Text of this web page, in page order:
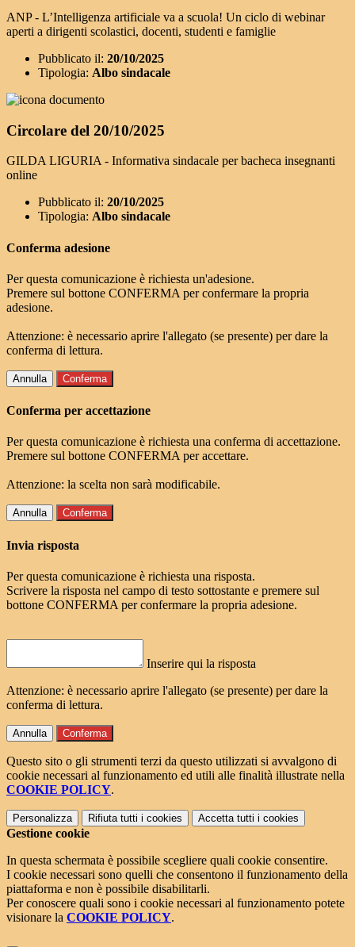
ANP - L’Intelligenza artificiale va a scuola! Un ciclo di webinar
aperti a dirigenti scolastici, docenti, studenti e famiglie
Pubblicato il: 20/10/2025
Tipologia: Albo sindacale
Circolare del 20/10/2025
GILDA LIGURIA - Informativa sindacale per bacheca insegnanti
online
Pubblicato il: 20/10/2025
Tipologia: Albo sindacale
Conferma adesione
Per questa comunicazione è richiesta un'adesione.
Premere sul bottone CONFERMA per confermare la propria
adesione.
Attenzione: è necessario aprire l'allegato (se presente) per dare la
conferma di lettura.
Annulla Conferma
Conferma per accettazione
Per questa comunicazione è richiesta una conferma di accettazione.
Premere sul bottone CONFERMA per accettare.
Attenzione: la scelta non sarà modificabile.
Annulla Conferma
Invia risposta
Per questa comunicazione è richiesta una risposta.
Scrivere la risposta nel campo di testo sottostante e premere sul
bottone CONFERMA per confermare la propria adesione.
Inserire qui la risposta
Attenzione: è necessario aprire l'allegato (se presente) per dare la
conferma di lettura.
Annulla Conferma
Questo sito o gli strumenti terzi da questo utilizzati si avvalgono di
cookie necessari al funzionamento ed utili alle finalità illustrate nella
COOKIE POLICY.
Personalizza Rifiuta tutti i cookies Accetta tutti i cookies
Gestione cookie
In questa schermata è possibile scegliere quali cookie consentire.
I cookie necessari sono quelli che consentono il funzionamento della
piattaforma e non è possibile disabilitarli.
Per conoscere quali sono i cookie necessari al funzionamento potete
visionare la COOKIE POLICY.